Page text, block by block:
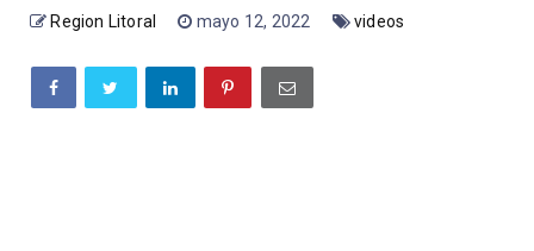
Region Litoral mayo 12, 2022 videos